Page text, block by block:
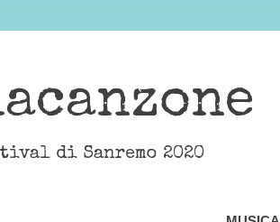
di Sanremo 2020